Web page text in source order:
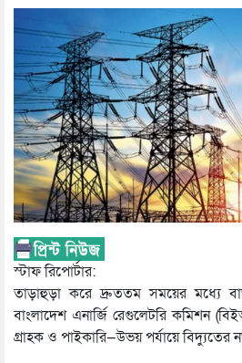
স্টাফ রিপোর্টার:
তাড়াহুড়া করে দ্রুততম সময়ের মধ্যে
বাংলাদেশ এনার্জি রেগুলেটরি কমিশন
গ্রাহক ও পাইকারি—উভয় পর্যায়ে বিদ্যুতের